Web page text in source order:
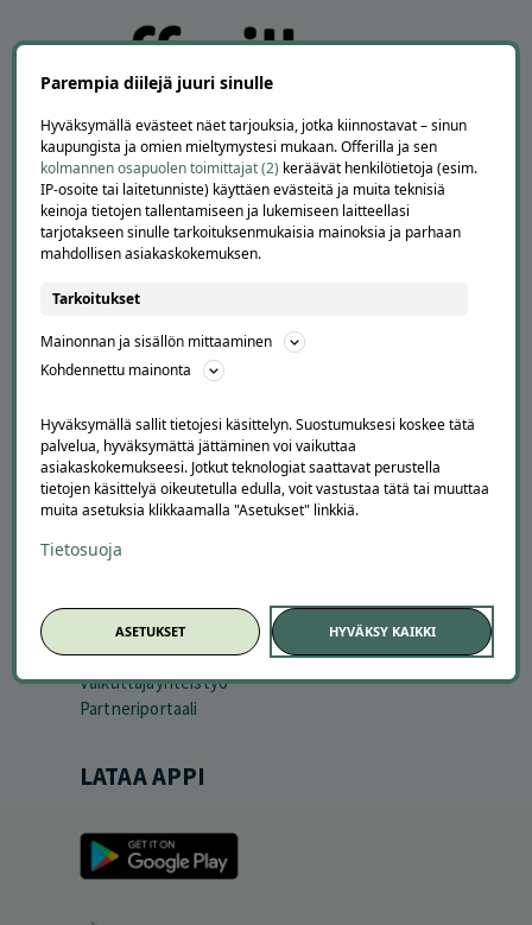
APUA JA NEUVOJA
Asiakaspalvelu
Usein kysytyt kysymykset
Suosittele Offerillaa
TUTUSTU MEIHIN
Tietoa meistä
Ajankohtaista
Tilaa uutiskirje
Avoimet työpaikat
Offerilla mediassa
YRITYKSILLE
Markkinoi Offerillassa
Vaikuttajayhteistyö
Partneriportaali
LATAA APPI
Parempia diilejä juuri sinulle
Hyväksymällä evästeet näet tarjouksia, jotka kiinnostavat – sinun
kaupungista ja omien mieltymystesi mukaan. Offerilla ja sen
kolmannen osapuolen toimittajat (2) keräävät henkilötietoja (esim.
IP-osoite tai laitetunniste) käyttäen evästeitä ja muita teknisiä
keinoja tietojen tallentamiseen ja lukemiseen laitteellasi
tarjotakseen sinulle tarkoituksenmukaisia mainoksia ja parhaan
mahdollisen asiakaskokemuksen.
Tarkoitukset
Mainonnan ja sisällön mittaaminen
Kohdennettu mainonta
Hyväksymällä sallit tietojesi käsittelyn. Suostumuksesi koskee tätä
palvelua, hyväksymättä jättäminen voi vaikuttaa
asiakaskokemukseesi. Jotkut teknologiat saattavat perustella
tietojen käsittelyä oikeutetulla edulla, voit vastustaa tätä tai muuttaa
muita asetuksia klikkaamalla "Asetukset" linkkiä.
Tietosuoja
ASETUKSET HYVÄKSY KAIKKI